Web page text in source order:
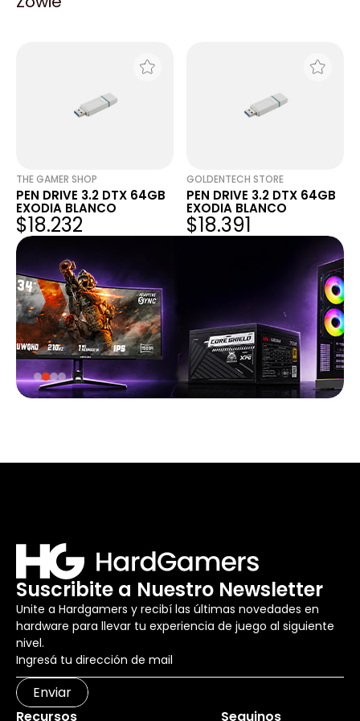
THE GAMER SHOP
PEN DRIVE 3.2 DTX 64GB
EXODIA BLANCO
$18.232
GOLDENTECH STORE
PEN DRIVE 3.2 DTX 64GB
EXODIA BLANCO
$18.391
Suscribite a Nuestro Newsletter
Unite a Hardgamers y recibí las últimas novedades en
hardware para llevar tu experiencia de juego al siguiente
nivel.
Enviar
Recursos
Seguinos